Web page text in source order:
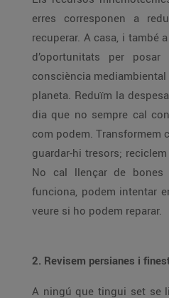
erres corresponen a
recuperar. A casa, i també
d’oportunitats per
consciència
planeta. Reduïm la
dia que no sempre cal
com podem. Transformem
guardar-hi tresors;
No cal llençar de
funciona, podem intentar
veure si ho podem reparar.
2. Revisem persianes i
A ningú que tingui set se